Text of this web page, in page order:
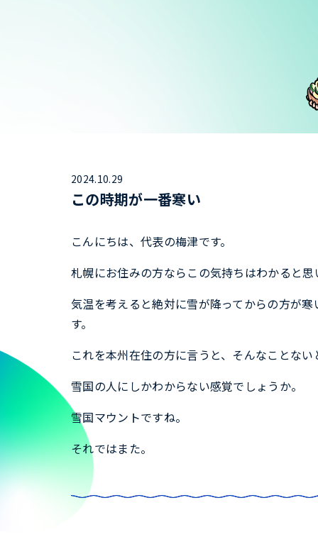
2024.10.29
この時期が一番寒い
こんにちは、代表の梅津です。
札幌にお住みの方ならこの気持ちはわかると
気温を考えると絶対に雪が降ってからの方が
す。
これを本州在住の方に言うと、そんなことな
雪国の人にしかわからない感覚でしょうか。
雪国マウントですね。
それではまた。